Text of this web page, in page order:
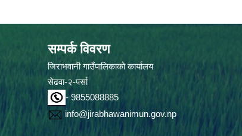
सम्पर्क विवरण
जिराभवानी गाउँपालिकाको कार्यालय
सेढवा-२-पर्सा
- 9855088885
info@jirabhawanimun.gov.np